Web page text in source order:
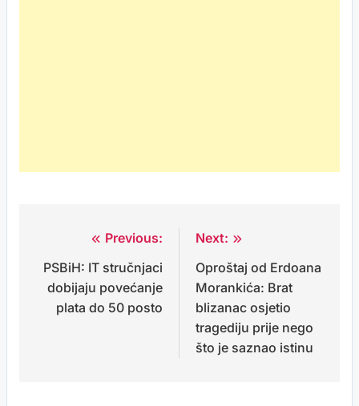
navigation
Previous:
PSBiH: IT stručnjaci
dobijaju povećanje
plata do 50 posto
Next:
Oproštaj od Erdoana
Morankića: Brat
blizanac osjetio
tragediju prije nego
što je saznao istinu